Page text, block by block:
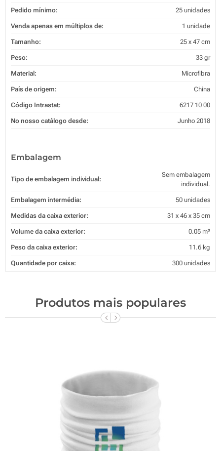
Pedido mínimo: 25 unidades
Venda apenas em múltiplos de: 1 unidade
Tamanho: 25 x 47 cm
Peso: 33 gr
Material: Microfibra
País de origem: China
Código Intrastat: 6217 10 00
No nosso catálogo desde: Junho 2018
Embalagem
Tipo de embalagem individual:
Sem embalagem
individual.
Embalagem intermédia: 50 unidades
Medidas da caixa exterior: 31 x 46 x 35 cm
Volume da caixa exterior: 0.05 m³
Peso da caixa exterior: 11.6 kg
Quantidade por caixa: 300 unidades
Produtos mais populares